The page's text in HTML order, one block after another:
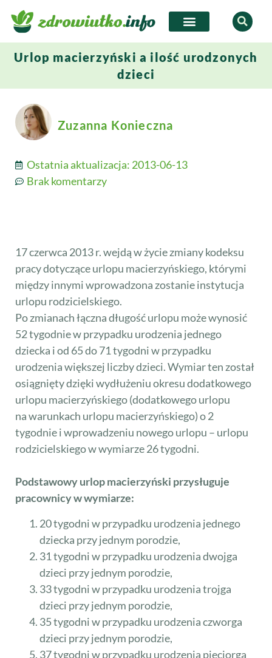
Urlop macierzyński a ilość urodzonych
dzieci
Zuzanna Konieczna
Ostatnia aktualizacja: 2013-06-13
Brak komentarzy
17 czerwca 2013 r. wejdą w życie zmiany kodeksu
pracy dotyczące urlopu macierzyńskiego, którymi
między innymi wprowadzona zostanie instytucja
urlopu rodzicielskiego.
Po zmianach łączna długość urlopu może wynosić
52 tygodnie w przypadku urodzenia jednego
dziecka i od 65 do 71 tygodni w przypadku
urodzenia większej liczby dzieci. Wymiar ten został
osiągnięty dzięki wydłużeniu okresu dodatkowego
urlopu macierzyńskiego (dodatkowego urlopu
na warunkach urlopu macierzyńskiego) o 2
tygodnie i wprowadzeniu nowego urlopu – urlopu
rodzicielskiego w wymiarze 26 tygodni.
Podstawowy urlop macierzyński przysługuje
pracownicy w wymiarze:
20 tygodni w przypadku urodzenia jednego
dziecka przy jednym porodzie,
31 tygodni w przypadku urodzenia dwojga
dzieci przy jednym porodzie,
33 tygodni w przypadku urodzenia trojga
dzieci przy jednym porodzie,
35 tygodni w przypadku urodzenia czworga
dzieci przy jednym porodzie,
37 tygodni w przypadku urodzenia pięciorga